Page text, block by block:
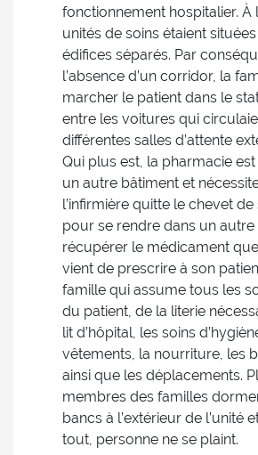
fonctionnement hospitalier. À
unités de soins étaient
édifices séparés. Par
l’absence d’un corridor, la
marcher le patient dans le
entre les voitures qui
différentes salles d’attente
Qui plus est, la pharmacie
un autre bâtiment et
l’infirmière quitte le chevet
pour se rendre dans un autre
récupérer le médicament
vient de prescrire à son
famille qui assume tous les
du patient, de la literie
lit d’hôpital, les soins
vêtements, la nourriture, les
ainsi que les déplacements.
membres des familles
bancs à l’extérieur de l’unité
tout, personne ne se plaint.